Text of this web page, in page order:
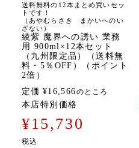
送料無料の12本まとめ買いセッ
トです！
（あやむらさき まかいへのい
ざない）
綾紫 魔界への誘い 業務
用 900ml×12本セット
（九州限定品）（送料無
料・5％OFF）（ポイント
2倍）
定価 ¥16,566のところ
本店特別価格
¥15,730
税込